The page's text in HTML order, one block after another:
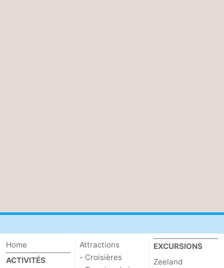
Home
ACTIVITÉS
Attractions
- Croisières
EXCURSIONS
Zeeland